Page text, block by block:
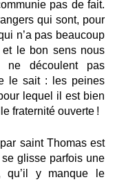
pas de fait.
qui sont, pour
n’a pas beaucoup
le bon sens nous
ne découlent pas
le sait : les peines
lequel il est bien
fraternité ouverte !
saint Thomas est
glisse parfois une
qu’il y manque le